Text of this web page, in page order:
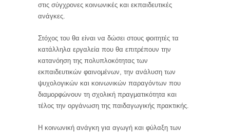
στις σύγχρονες κοινωνικές και εκπαιδευτικές
ανάγκες.
Στόχος του θα είναι να δώσει στους φοιτητές τα
κατάλληλα εργαλεία που θα επιτρέπουν την
κατανόηση της πολυπλοκότητας των
εκπαιδευτικών φαινομένων, την ανάλυση των
ψυχολογικών και κοινωνικών παραγόντων που
διαμορφώνουν τη σχολική πραγματικότητα και
τέλος την οργάνωση της παιδαγωγικής πρακτικής.
Η κοινωνική ανάγκη για αγωγή και φύλαξη των